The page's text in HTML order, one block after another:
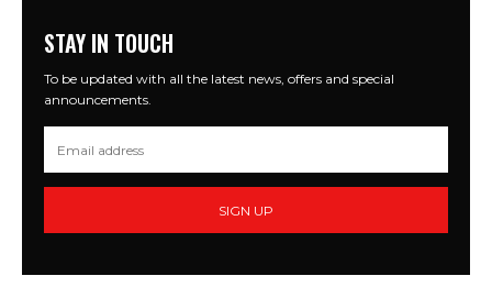
STAY IN TOUCH
To be updated with all the latest news, offers and special
announcements.
SIGN UP